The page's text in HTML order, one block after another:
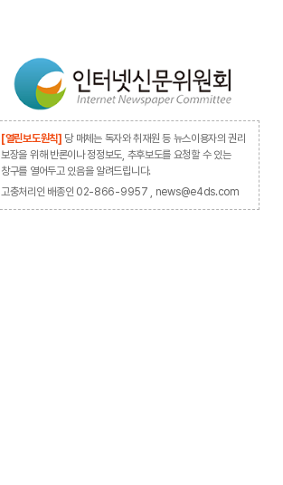
[열린보도원칙] 당 매체는 독자와 취재원 등 뉴스이용자의 권리
보장을 위해 반론이나 정정보도, 추후보도를 요청할 수 있는
창구를 열어두고 있음을 알려드립니다.
고충처리인 배종인 02-866-9957 , news@e4ds.com